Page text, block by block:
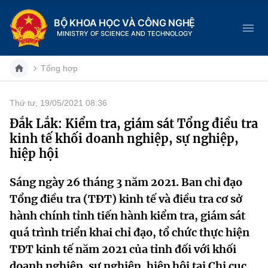
BỘ KHOA HỌC VÀ CÔNG NGHỆ
MINISTRY OF SCIENCE AND TECHNOLOGY
Danh mục
Trang chủ
Chức năng nhiệm vụ
Cơ cấu tổ chức
Lịch sử phát triển
Tin tức sự kiện
Khoa học và Công nghệ
Đổi mới sáng tạo
Dịch vụ công
Hệ thống văn bản
Tổng hợp
Thứ tư, 19/05/2021 08:36
Đắk Lắk: Kiểm tra, giám sát Tổng điều tra
kinh tế khối doanh nghiệp, sự nghiệp,
hiệp hội
Sáng ngày 26 tháng 3 năm 2021. Ban chỉ đạo
Tổng điều tra (TĐT) kinh tế và điều tra cơ sở
hành chính tỉnh tiến hành kiểm tra, giám sát
quá trình triển khai chỉ đạo, tổ chức thực hiện
TĐT kinh tế năm 2021 của tỉnh đối với khối